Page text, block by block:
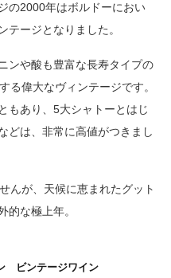
の2000年はボルドーにおい
テージとなりました。
ンや酸も豊富な長寿タイプの
る偉大なヴィンテージです。
もあり、5大シャトーとはじ
どは、非常に高値がつきまし
んが、天候に恵まれたグット
的な極上年。
ビンテージワイン